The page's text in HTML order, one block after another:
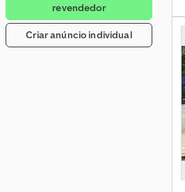
revendedor
Criar anúncio individual